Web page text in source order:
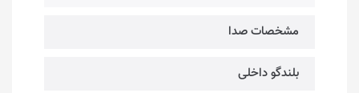
مشخصات صدا
بلندگو داخلی